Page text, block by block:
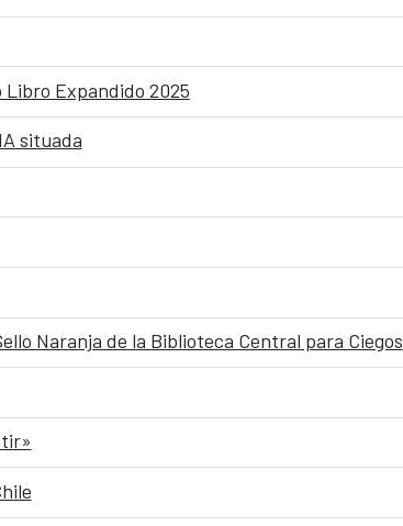
Expandido 2025
situada
Naranja de la Biblioteca Central para Ciegos